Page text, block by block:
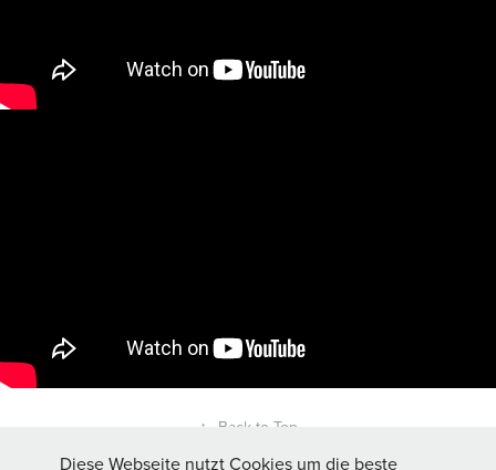
↑ Back to Top
Diese Webseite nutzt Cookies um die beste